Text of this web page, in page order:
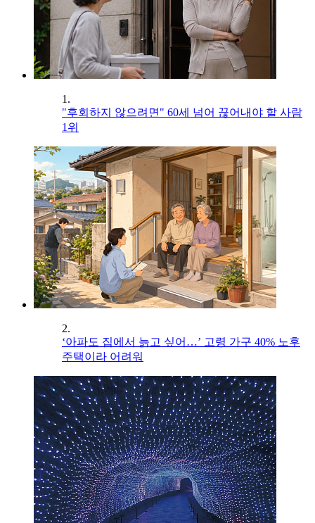
1.
"후회하지 않으려면" 60세 넘어 끊어내야 할 사람
1위
2.
‘아파도 집에서 늙고 싶어…’ 고령 가구 40% 노후
주택이라 어려워